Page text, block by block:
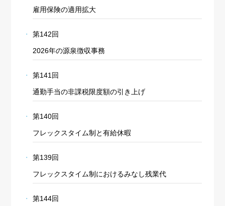
雇用保険の適用拡大
第142回
2026年の源泉徴収事務
第141回
通勤手当の非課税限度額の引き上げ
第140回
フレックスタイム制と有給休暇
第139回
フレックスタイム制におけるみなし残業代
第144回